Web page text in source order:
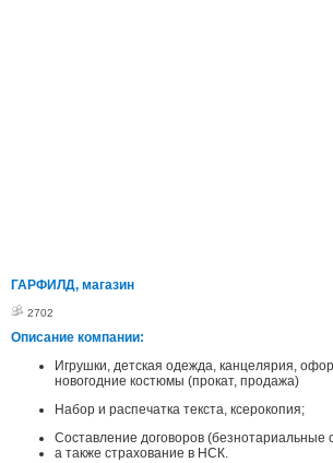
ГАРФИЛД, магазин
2702
Описание компании:
Игрушки, детская одежда, канцелярия,
новогодние костюмы (прокат, продажа)
Набор и распечатка текста, ксерокопия;
Составление договоров (безнотариальные
а также страхование в НСК.